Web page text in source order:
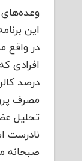
این
در واقع
درصد
مصرف
تحلیل
نادرست
صبحانه